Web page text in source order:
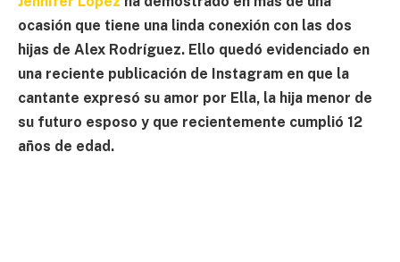
ocasión que tiene una linda conexión con las dos
hijas de Alex Rodríguez. Ello quedó evidenciado en
una reciente publicación de Instagram en que la
cantante expresó su amor por Ella, la hija menor de
su futuro esposo y que recientemente cumplió 12
años de edad.